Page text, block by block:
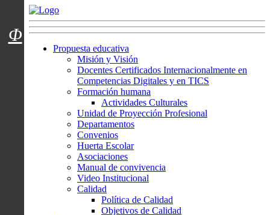
Menú usuarios
Propuesta educativa
Misión y Visión
Docentes Certificados Internacionalmente en
Competencias Digitales y en TICS
Formación humana
Actividades Culturales
Unidad de Proyección Profesional
Departamentos
Convenios
Huerta Escolar
Asociaciones
Manual de convivencia
Video Institucional
Calidad
Política de Calidad
Objetivos de Calidad
Φ